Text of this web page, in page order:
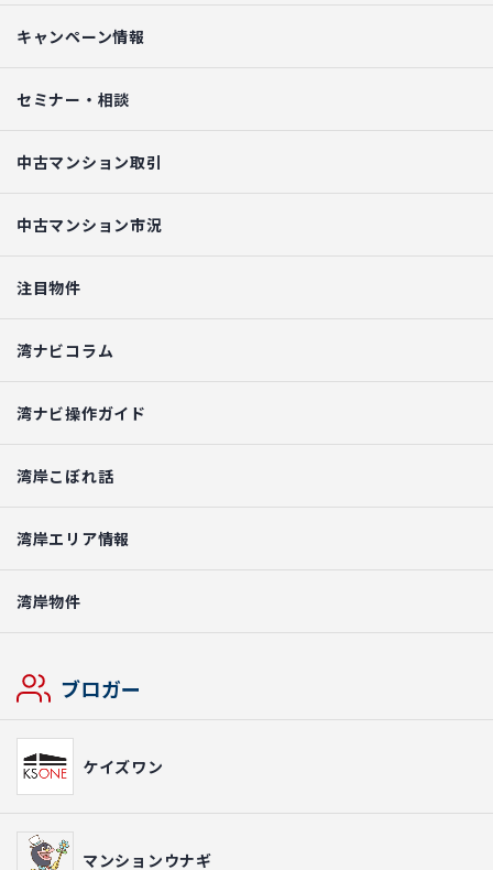
キャンペーン情報
セミナー・相談
中古マンション取引
中古マンション市況
注目物件
湾ナビコラム
湾ナビ操作ガイド
湾岸こぼれ話
湾岸エリア情報
湾岸物件
ブロガー
ケイズワン
マンションウナギ